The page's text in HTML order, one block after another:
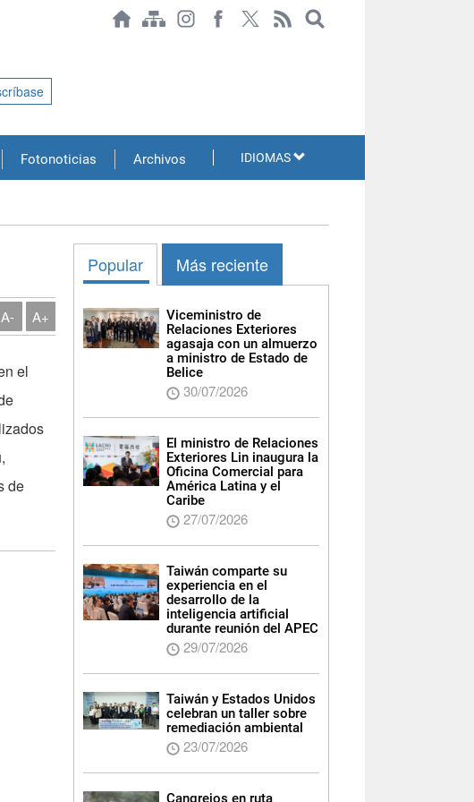
Fotonoticias Archivos IDIOMAS
A- A+
el
de
Popular Más reciente
Viceministro de
Relaciones Exteriores
agasaja con un almuerzo
a ministro de Estado de
Belice
30/07/2026
El ministro de Relaciones
Exteriores Lin inaugura la
Oficina Comercial para
América Latina y el
Caribe
27/07/2026
Taiwán comparte su
experiencia en el
desarrollo de la
inteligencia artificial
durante reunión del APEC
29/07/2026
Taiwán y Estados Unidos
celebran un taller sobre
remediación ambiental
23/07/2026
Cangrejos en ruta